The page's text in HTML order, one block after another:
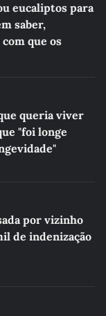
eucaliptos para
saber,
que os
queria viver
"foi longe
por vizinho
de indenização